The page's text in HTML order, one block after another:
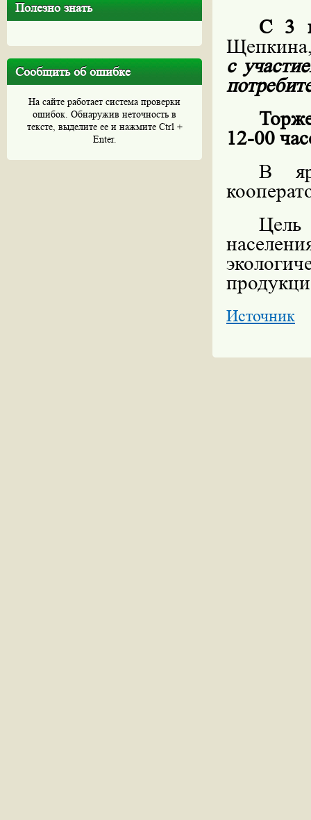
Полезно знать
Сообщить об ошибке
На сайте работает система проверки
ошибок. Обнаружив неточность в
тексте, выделите ее и нажмите Ctrl +
Enter.
С 3
Щепкина,
с
12-00
В
Источник